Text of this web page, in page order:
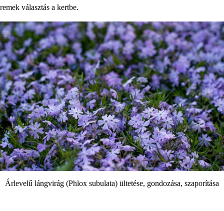
remek választás a kertbe.
Árlevelű lángvirág (Phlox subulata) ültetése, gondozása, szaporítása